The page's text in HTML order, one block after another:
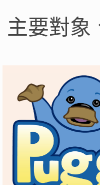
主要對象